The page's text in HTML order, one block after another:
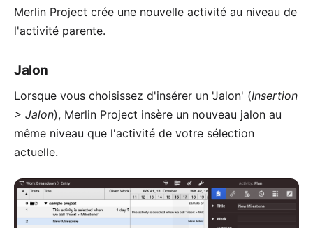
Merlin Project crée une nouvelle activité au niveau de
l'activité parente.
Jalon
Lorsque vous choisissez d'insérer un 'Jalon' (Insertion
> Jalon), Merlin Project insère un nouveau jalon au
même niveau que l'activité de votre sélection
actuelle.